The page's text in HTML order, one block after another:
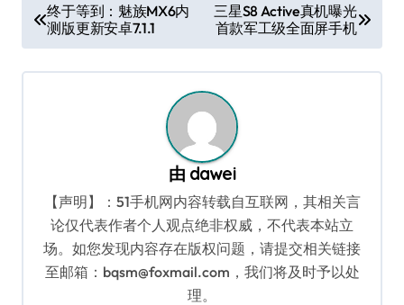
章
导
终于等到：魅族MX6内
测版更新安卓7.1.1
三星S8 Active真机曝光
首款军工级全面屏手机
由 dawei
【声明】：51手机网内容转载自互联网，其相关言
论仅代表作者个人观点绝非权威，不代表本站立
场。如您发现内容存在版权问题，请提交相关链接
至邮箱：bqsm@foxmail.com，我们将及时予以处
理。